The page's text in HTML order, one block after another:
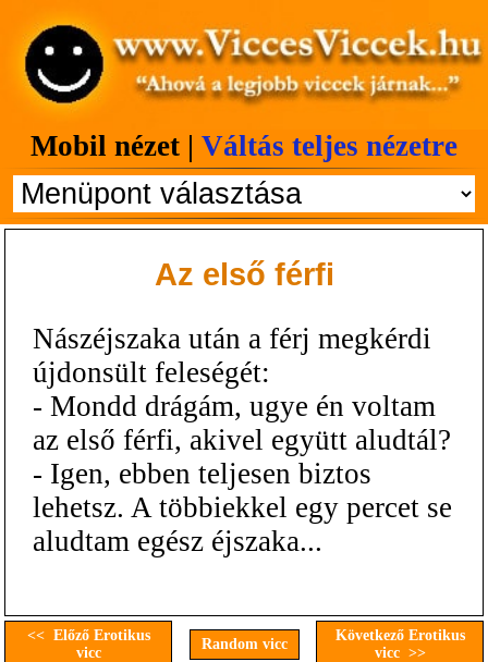
Mobil nézet | Váltás teljes nézetre
Az első férfi
Nászéjszaka után a férj megkérdi
újdonsült feleségét:
- Mondd drágám, ugye én voltam
az első férfi, akivel együtt aludtál?
- Igen, ebben teljesen biztos
lehetsz. A többiekkel egy percet se
aludtam egész éjszaka...
<< Előző Erotikus
vicc
Random vicc
Következő Erotikus
vicc >>